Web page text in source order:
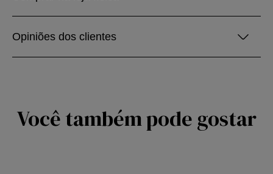
Opiniões dos clientes
Você também pode gostar